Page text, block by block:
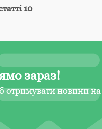
10
зараз!
новини на